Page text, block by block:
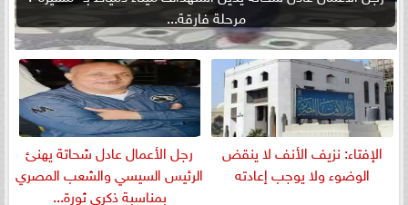
مرحلة فارقة...
الإفتاء: نزيف الأنف لا ينقض
الوضوء ولا يوجب إعادته
رجل الأعمال عادل شحاتة يهنئ
الرئيس السيسي والشعب المصري
بمناسبة ذكرى ثورة...